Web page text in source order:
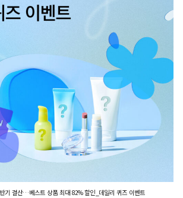
기 결산…베스트 상품 최대 82% 할인_데일리 퀴즈 이벤트